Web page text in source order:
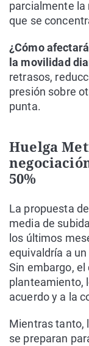
parcialmente la
que se
¿Cómo
la movilidad
retrasos,
presión sobre
punta.
Huelga
50%
La propuesta
media de
los últimos
equivaldría a
Sin embargo,
planteamiento,
acuerdo y a la
Mientras tanto,
se preparan